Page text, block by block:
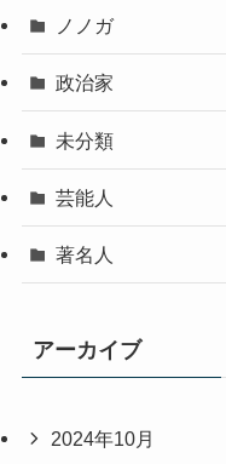
ノノガ
政治家
未分類
芸能人
著名人
アーカイブ
2024年10月